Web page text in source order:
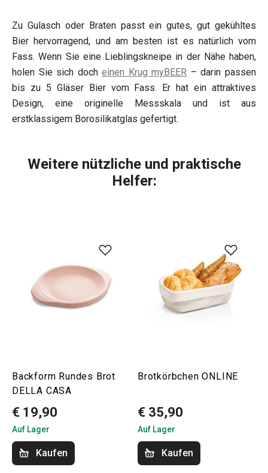
Zu Gulasch oder Braten passt ein gutes, gut gekühltes
Bier hervorragend, und am besten ist es natürlich vom
Fass. Wenn Sie eine Lieblingskneipe in der Nähe haben,
holen Sie sich docheinen Krug myBEER – darin passen
bis zu 5 Gläser Bier vom Fass. Er hat ein attraktives
Design, eine originelle Messskala und ist aus
erstklassigem Borosilikatglas gefertigt.
Weitere nützliche und praktische
Helfer:
Backform Rundes Brot
DELLA CASA
€ 19,90
Auf Lager
Kaufen
Brotkörbchen ONLINE
€ 35,90
Auf Lager
Kaufen